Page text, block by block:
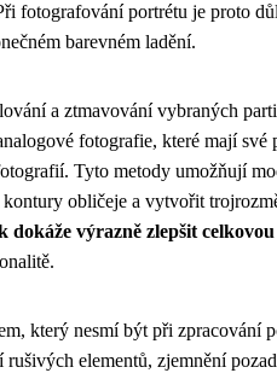
fotografování portrétu je proto
barevném ladění.
a ztmavování vybraných
fotografie, které mají své
Tyto metody umožňují
obličeje a vytvořit
dokáže výrazně zlepšit
který nesmí být při zpracování
elementů, zjemnění